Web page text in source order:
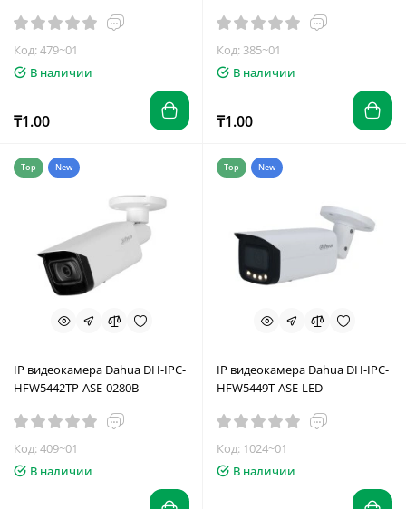
Код: 479~01
В наличии
₸1.00
Код: 385~01
В наличии
₸1.00
Top New
IP видеокамера Dahua DH-IPC-
HFW5442TP-ASE-0280B
Код: 409~01
В наличии
Top New
IP видеокамера Dahua DH-IPC-
HFW5449T-ASE-LED
Код: 1024~01
В наличии